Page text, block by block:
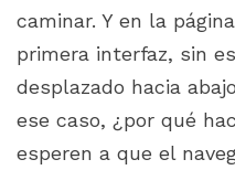
caminar. Y en la
primera interfaz, sin
desplazado hacia
ese caso, ¿por qué
esperen a que el